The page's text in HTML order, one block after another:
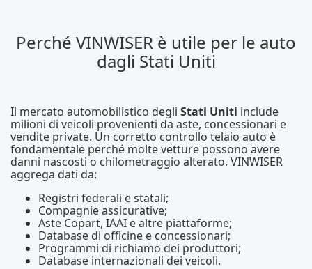
Perché VINWISER è utile per le auto
dagli Stati Uniti
Il mercato automobilistico degli Stati Uniti include
milioni di veicoli provenienti da aste, concessionari e
vendite private. Un corretto controllo telaio auto è
fondamentale perché molte vetture possono avere
danni nascosti o chilometraggio alterato. VINWISER
aggrega dati da:
Registri federali e statali;
Compagnie assicurative;
Aste Copart, IAAI e altre piattaforme;
Database di officine e concessionari;
Programmi di richiamo dei produttori;
Database internazionali dei veicoli.